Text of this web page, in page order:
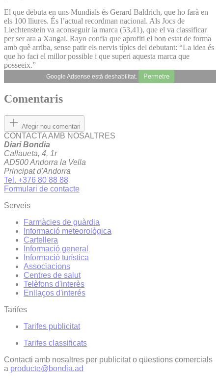
El que debuta en uns Mundials és Gerard Baldrich, que ho farà en
els 100 lliures. És l’actual recordman nacional. Als Jocs de
Liechtenstein va aconseguir la marca (53,41), que el va classificar
per ser ara a Xangai. Rayo confia que aprofiti el bon estat de forma
amb què arriba, sense patir els nervis típics del debutant: “La idea és
que ho faci el millor possible i que superi aquesta marca que
posseeix.”
Google Adsense està deshabilitat. Permetre
Comentaris
Afegir nou comentari
CONTACTA AMB NOSALTRES
Diari Bondia
Callaueta, 4, 1r
AD500 Andorra la Vella
Principat d'Andorra
Tel. +376 80 88 88
Formulari de contacte
Serveis
Farmàcies de guàrdia
Informació meteorològica
Cartellera
Informació general
Informació turística
Associacions
Centres de salut
Telèfons d'interès
Enllaços d'interés
Tarifes
Tarifes publicitat
Tarifes classificats
Contacti amb nosaltres per publicitat o qüestions comercials
a producte@bondia.ad